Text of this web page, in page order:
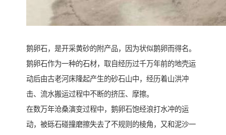
鹅卵石，是开采黄砂的附产品，因为状似鹅卵而得名。
鹅卵石作为一种的石材，取自经历过千万年前的地壳运
动后由古老河床隆起产生的砂石山中，经历着山洪冲
击、流水搬运过程中不断的挤压、摩擦。
在数万年沧桑演变过程中，鹅卵石饱经浪打水冲的运
动，被砾石碰撞磨擦失去了不规则的棱角，又和泥沙一